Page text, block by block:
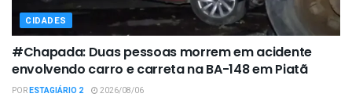
CIDADES
#Chapada: Duas pessoas morrem em acidente
envolvendo carro e carreta na BA-148 em Piatã
PORESTAGIÁRIO 2 2026/08/06